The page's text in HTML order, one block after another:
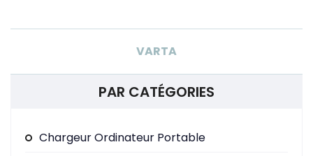
VARTA
PAR CATÉGORIES
Chargeur Ordinateur Portable